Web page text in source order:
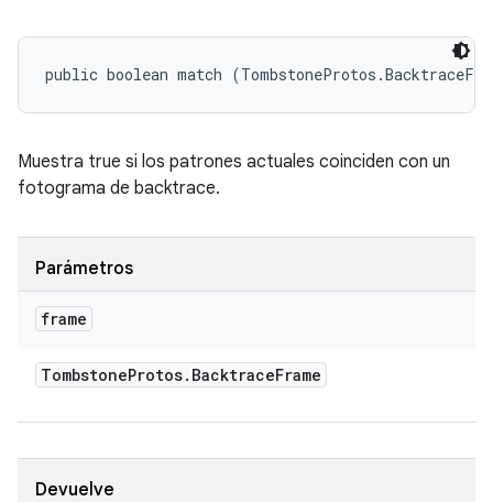
public boolean match
Muestra true si los patrones actuales coinciden con un
fotograma de backtrace.
Parámetros
frame
TombstoneProtos. BacktraceFrame
Devuelve